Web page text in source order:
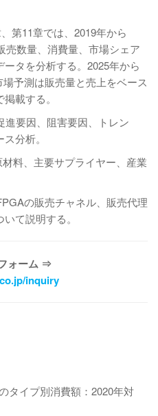
第11章では、2019年から
売数量、消費量、市場シェア
タを分析する。2025年から
予測は販売量と売上をベース
載する。
進要因、阻害要因、トレン
分析。
料、主要サプライヤー、産業
の販売チャネル、販売代理
て説明する。
ォーム ⇒
inquiry
タイプ別消費額：2020年対